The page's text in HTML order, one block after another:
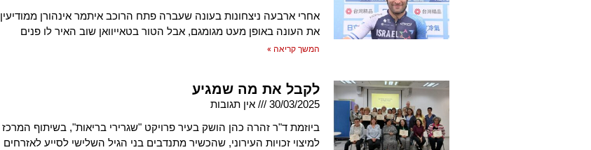
אחרי ארבעה ניצחונות בעונה שעברה פתח הרוכב איתמר אינהורן ממודיעין
את העונה באופן מעט מגומגם, אבל הטור בטאייוואן שוב האיר לו פנים
המשך קריאה »
לקבל את מה שמגיע
30/03/2025
אין תגובות
ביוזמת ד"ר זהרה כהן הושק בעיר פרויקט "שגרירי בריאות", בשיתוף המרכז
למיצוי זכויות העירוני, שהכשיר מתנדבים בני הגיל השלישי לסייע לאזרחים